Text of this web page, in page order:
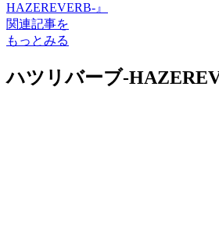
HAZEREVERB-』
関連記事を
もっとみる
ハツリバーブ-